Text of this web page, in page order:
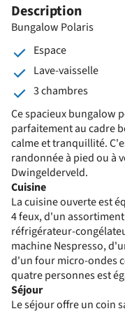
Description
Bungalow Polaris
Espace
Lave-vaisselle
3 chambres
Ce spacieux bungalow
parfaitement au cadre
calme et tranquillité.
randonnée à pied ou à
Dwingelderveld.
Cuisine
La cuisine ouverte est
4 feux, d'un
réfrigérateur-
machine Nespresso,
d'un four micro-ondes
quatre personnes est
Séjour
Le séjour offre un coin